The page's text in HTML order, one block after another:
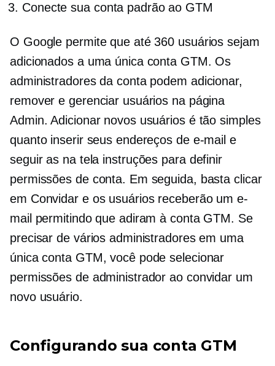
Conecte sua conta padrão ao GTM
O Google permite que até 360 usuários sejam
adicionados a uma única conta GTM. Os
administradores da conta podem adicionar,
remover e gerenciar usuários na página
Admin. Adicionar novos usuários é tão simples
quanto inserir seus endereços de e-mail e
seguir as na tela instruções para definir
permissões de conta. Em seguida, basta clicar
em Convidar e os usuários receberão um e-
mail permitindo que adiram à conta GTM. Se
precisar de vários administradores em uma
única conta GTM, você pode selecionar
permissões de administrador ao convidar um
novo usuário.
Configurando sua conta GTM